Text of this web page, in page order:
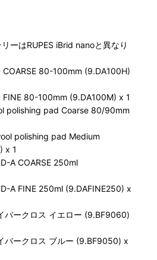
ーはRUPES iBrid nanoと異なり
COARSE 80-100mm (9.DA100H)
FINE 80-100mm (9.DA100M) x 1
polishing pad Coarse 80/90mm
polishing pad Medium
x 1
A COARSE 250ml
D-A FINE 250ml (9.DAFINE250) x
バークロス イエロー (9.BF9060)
バークロス ブルー (9.BF9050) x